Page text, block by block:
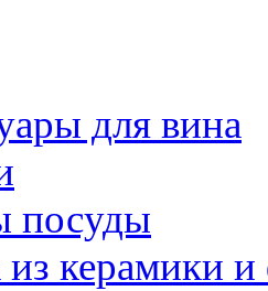
для вина
посуды
керамики